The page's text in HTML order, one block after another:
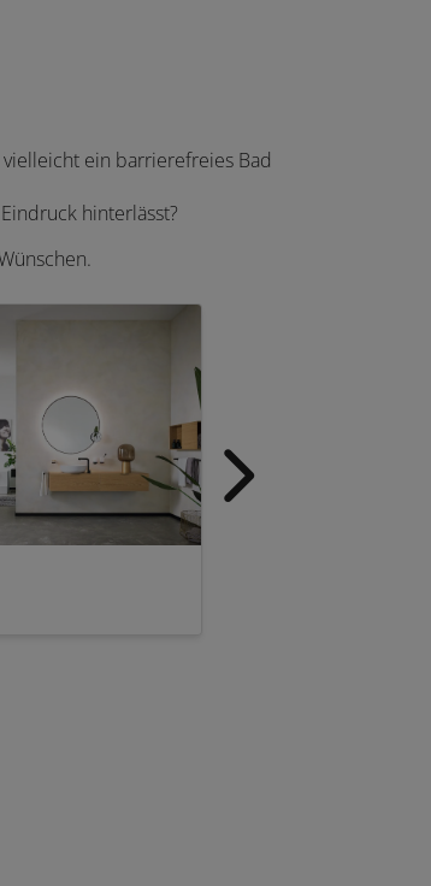
ein barrierefreies Bad
hinterlässt?